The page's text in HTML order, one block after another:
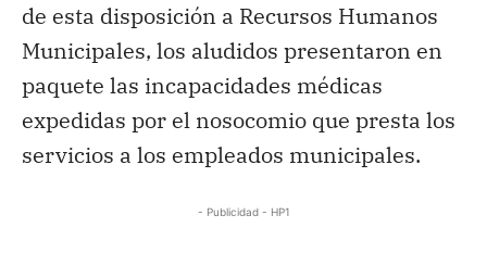
de esta disposición a Recursos Humanos
Municipales, los aludidos presentaron en
paquete las incapacidades médicas
expedidas por el nosocomio que presta los
servicios a los empleados municipales.
- Publicidad - HP1